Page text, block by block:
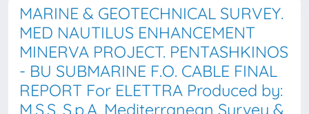
MARINE & GEOTECHNICAL SURVEY.
MED NAUTILUS ENHANCEMENT
MINERVA PROJECT. PENTASHKINOS
- BU SUBMARINE F.O. CABLE FINAL
REPORT For ELETTRA Produced by:
M.S.S. S.p.A. Mediterranean Survey &